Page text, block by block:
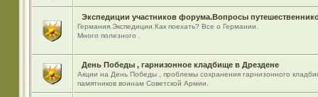
Экспедиции участников форума.Вопросы
Германия.Экспедиции.Как поехать? Все о Германии.
Много полезного .
День Победы , гарнизонное кладбище в Дрездене
Акции на День Победы , проблемы сохранения гарнизонного
памятников воинам Советской Армии.